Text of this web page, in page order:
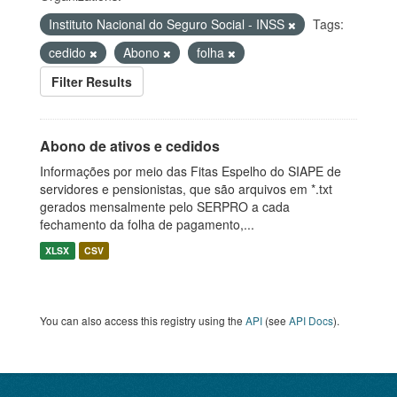
Instituto Nacional do Seguro Social - INSS
Tags:
cedido
Abono
folha
Filter Results
Abono de ativos e cedidos
Informações por meio das Fitas Espelho do SIAPE de
servidores e pensionistas, que são arquivos em *.txt
gerados mensalmente pelo SERPRO a cada
fechamento da folha de pagamento,...
XLSX CSV
You can also access this registry using the API (see API Docs).